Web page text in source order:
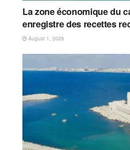
La zone économique du
enregistre des recettes
August 1, 2026